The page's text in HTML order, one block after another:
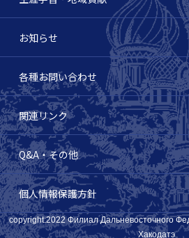
お知らせ
各種お問い合わせ
関連リンク
Q&A・その他
個人情報保護方針
copyright:2022 Филиал Дальневосточного
Хакодатэ